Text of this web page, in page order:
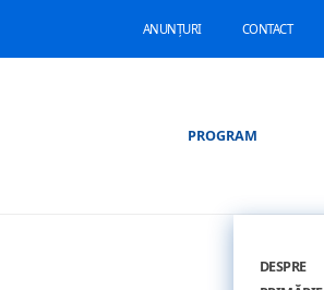
ANUNȚURI CONTACT
PROGRAM
DESPRE